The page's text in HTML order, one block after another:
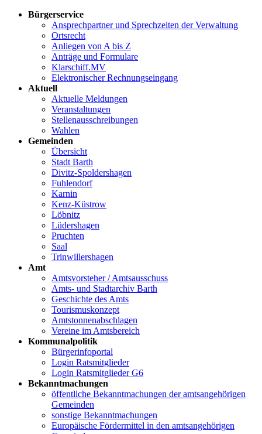
Bürgerservice
Ansprechpartner und Sprechzeiten der Verwaltung
Ortsrecht
Anliegen von A bis Z
Anträge und Formulare
Klarschiff.MV
Elektronischer Rechnungseingang
Aktuell
Aktuelle Meldungen
Veranstaltungen
Stellenausschreibungen
Wahlen
Gemeinden
Übersicht
Stadt Barth
Divitz-Spoldershagen
Fuhlendorf
Karnin
Kenz-Küstrow
Löbnitz
Lüdershagen
Pruchten
Saal
Trinwillershagen
Amt
Amtsvorsteher / Amtsausschuss
Amts- und Stadtarchiv Barth
Geschichte des Amts
Tourismuskonzept
Amtstonnenabschlagen
Vereine im Amtsbereich
Kommunalpolitik
Bürgerinfoportal
Login Ratsmitglieder
Login Ratsmitglieder G6
Bekanntmachungen
öffentliche Bekanntmachungen der amtsangehörigen
Gemeinden
sonstige Bekanntmachungen
Europäische Fördermittel in den amtsangehörigen